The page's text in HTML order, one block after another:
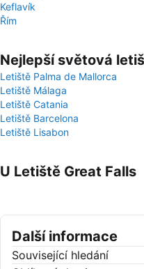
Keflavík
Řím
Nejlepší světová
Letiště Palma de Mallorca
Letiště Málaga
Letiště Catania
Letiště Barcelona
Letiště Lisabon
U Letiště Great Falls
Další informace
Související hledání